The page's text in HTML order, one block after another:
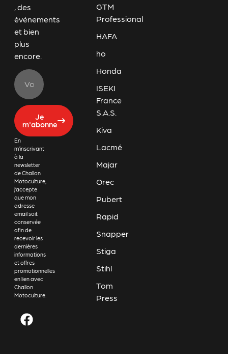
, des
événements
et bien
plus
encore.
Je
m'abonne
En
m’inscrivant
à la
newsletter
de Challon
Motoculture,
j’accepte
que mon
adresse
email soit
conservée
afin de
recevoir les
dernières
informations
et offres
promotionnelles
en lien avec
Challon
Motoculture.
GTM
Professional
HAFA
ho
Honda
ISEKI
France
S.A.S.
Kiva
Lacmé
Majar
Orec
Pubert
Rapid
Snapper
Stiga
Stihl
Tom
Press